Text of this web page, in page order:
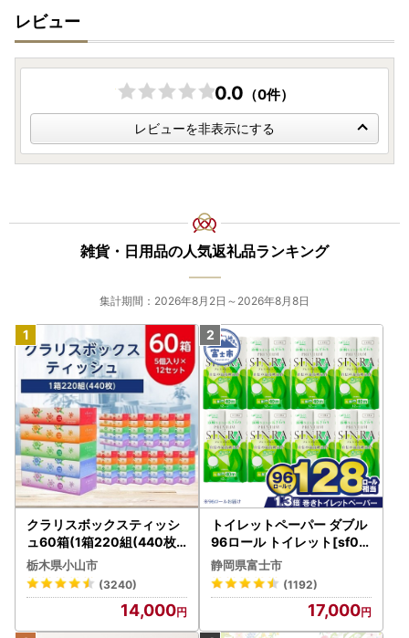
レビュー
0.0 （0件）
レビューを非表示にする
雑貨・日用品の人気返礼品ランキング
集計期間：2026年8月2日～2026年8月8日
クラリスボックスティッシ
ュ60箱(1箱220組(440枚))
(5個入り×12セット)【配送
不可地域：離島・沖縄県】
【1256759】
栃木県小山市
(3240)
14,000
トイレットペーパー ダブル
96ロール トイレット[sf00
1-012]
静岡県富士市
(1192)
17,000